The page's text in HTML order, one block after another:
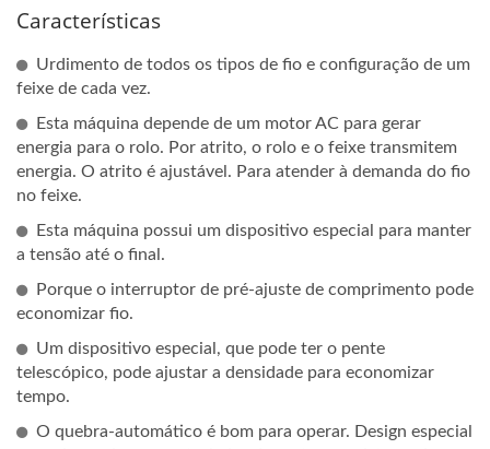
Características
Urdimento de todos os tipos de fio e configuração de um
feixe de cada vez.
Esta máquina depende de um motor AC para gerar
energia para o rolo. Por atrito, o rolo e o feixe transmitem
energia. O atrito é ajustável. Para atender à demanda do fio
no feixe.
Esta máquina possui um dispositivo especial para manter
a tensão até o final.
Porque o interruptor de pré-ajuste de comprimento pode
economizar fio.
Um dispositivo especial, que pode ter o pente
telescópico, pode ajustar a densidade para economizar
tempo.
O quebra-automático é bom para operar. Design especial